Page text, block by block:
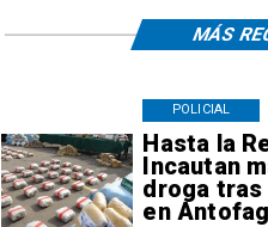
Hasta la
Incautan
droga tras
en
POLICIAL
MÁS